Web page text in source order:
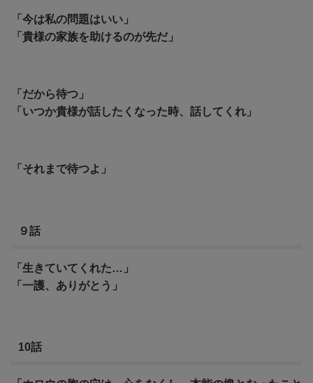
「今は私の問題はいい」
「貴様の家族を助けるのが先だ」
「だから待つ」
「いつか貴様が話したくなった時、話してくれ」
「それまで待つよ」
９話
「生きていてくれた…」
「一護、ありがとう」
10話